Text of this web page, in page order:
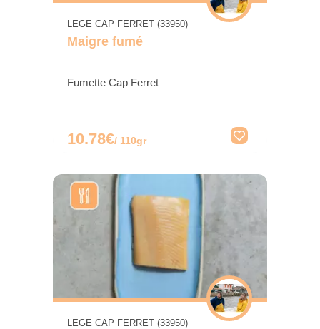
LEGE CAP FERRET (33950)
Maigre fumé
Fumette Cap Ferret
10.78€/ 110gr
LEGE CAP FERRET (33950)